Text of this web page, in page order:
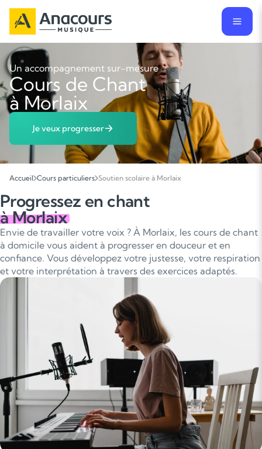
Un accompagnement sur-mesure
Cours de Chant
à Morlaix
Je veux progresser
Accueil Cours particuliers Soutien scolaire à Morlaix
Progressez en chant
à Morlaix
Envie de travailler votre voix ? À Morlaix, les cours de chant
à domicile vous aident à progresser en douceur et en
confiance. Vous développez votre justesse, votre respiration
et votre interprétation à travers des exercices adaptés.